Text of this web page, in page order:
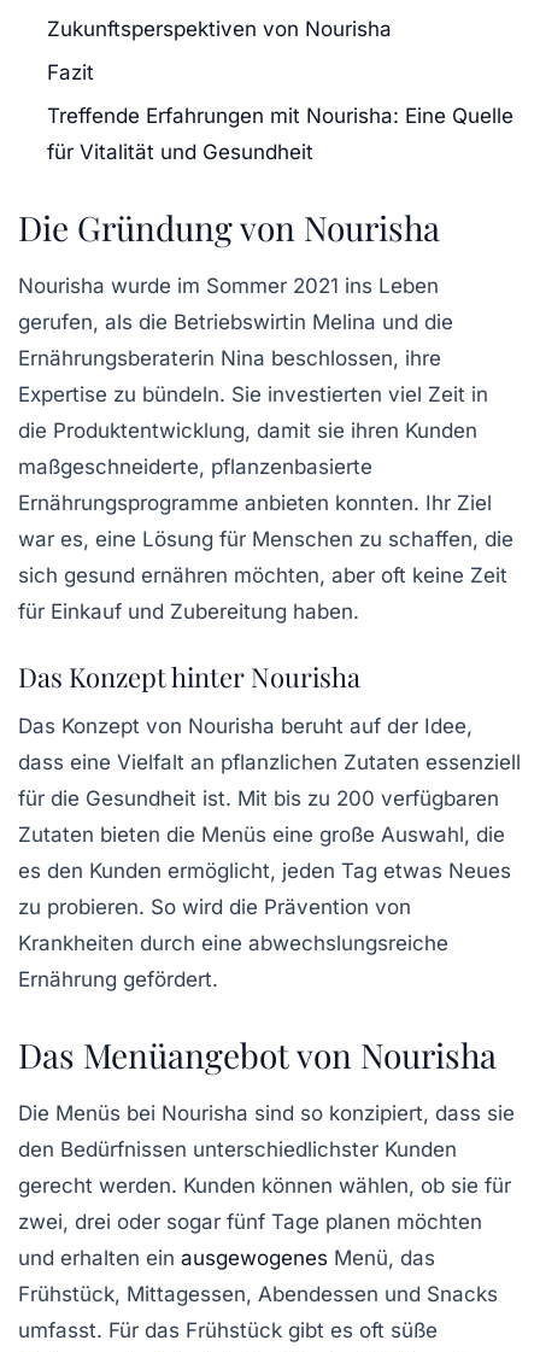
Zukunftsperspektiven von Nourisha
Fazit
Treffende Erfahrungen mit Nourisha: Eine Quelle
für Vitalität und Gesundheit
Die Gründung von Nourisha
Nourisha wurde im Sommer 2021 ins Leben
gerufen, als die Betriebswirtin Melina und die
Ernährungsberaterin Nina beschlossen, ihre
Expertise zu bündeln. Sie investierten viel Zeit in
die Produktentwicklung, damit sie ihren Kunden
maßgeschneiderte, pflanzenbasierte
Ernährungsprogramme anbieten konnten. Ihr Ziel
war es, eine Lösung für Menschen zu schaffen, die
sich gesund ernähren möchten, aber oft keine Zeit
für Einkauf und Zubereitung haben.
Das Konzept hinter Nourisha
Das Konzept von Nourisha beruht auf der Idee,
dass eine Vielfalt an pflanzlichen Zutaten essenziell
für die Gesundheit ist. Mit bis zu 200 verfügbaren
Zutaten bieten die Menüs eine große Auswahl, die
es den Kunden ermöglicht, jeden Tag etwas Neues
zu probieren. So wird die Prävention von
Krankheiten durch eine abwechslungsreiche
Ernährung gefördert.
Das Menüangebot von Nourisha
Die Menüs bei Nourisha sind so konzipiert, dass sie
den Bedürfnissen unterschiedlichster Kunden
gerecht werden. Kunden können wählen, ob sie für
zwei, drei oder sogar fünf Tage planen möchten
und erhalten ein ausgewogenes Menü, das
Frühstück, Mittagessen, Abendessen und Snacks
umfasst. Für das Frühstück gibt es oft süße